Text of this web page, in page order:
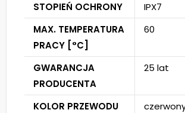
STOPIEŃ OCHRONY
IPX7
MAX. TEMPERATURA
PRACY [°C]
60
GWARANCJA
PRODUCENTA
25 lat
KOLOR PRZEWODU